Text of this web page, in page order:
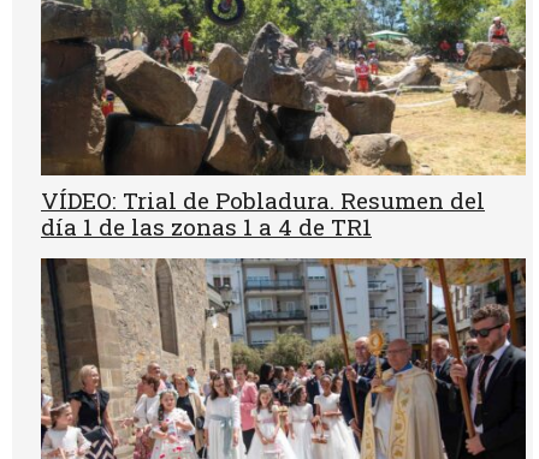
VÍDEO: Trial de Pobladura. Resumen del
día 1 de las zonas 1 a 4 de TR1